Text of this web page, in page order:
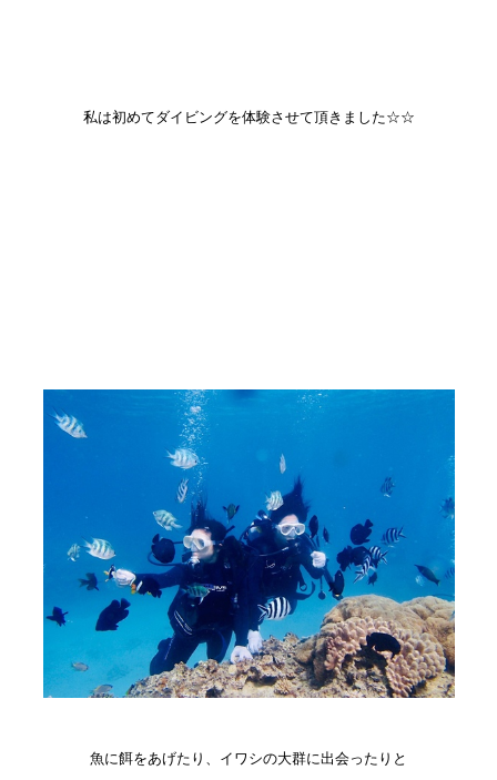
私は初めてダイビングを体験させて頂きました☆☆
魚に餌をあげたり、イワシの大群に出会ったりと